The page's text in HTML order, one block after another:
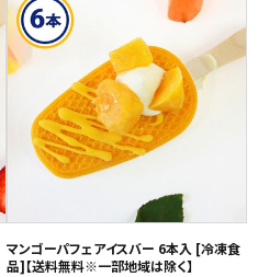
マンゴーパフェアイスバー 6本入 [冷凍食
品]【送料無料※一部地域は除く】